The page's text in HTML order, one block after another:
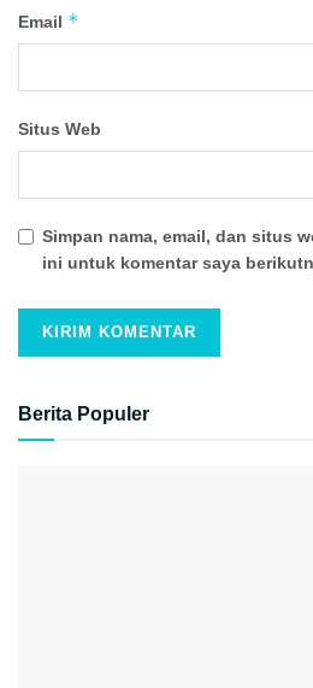
Email *
Situs Web
Simpan nama, email, dan situs
ini untuk komentar saya
Berita Populer